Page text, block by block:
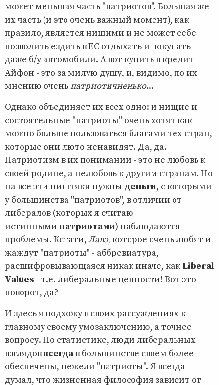
может меньшая часть "патриотов". Большая же
их часть (и это очень важный момент), как
правило, является нищими и не может себе
позволить ездить в ЕС отдыхать и покупать
даже б/у автомобили. А вот купить в кредит
Айфон - это за милую душу, и, видимо, по их
мнению очень патриотичненько...
Однако объединяет их всех одно: и нищие и
состоятельные "патриоты" очень хотят как
можно больше пользоваться благами тех стран,
которые они люто ненавидят. Да, да.
Патриотизм в их понимании - это не любовь к
своей родине, а нелюбовь к другим странам. Но
на все эти ништяки нужны деньги, с которыми
у большинства "патриотов", в отличии от
либералов (которых я считаю
истинными патриотами) наблюдаются
проблемы. Кстати, Лавэ, которое очень любят и
жаждут "патриоты" - аббревиатура,
расшифровывающаяся никак иначе, как Liberal
Values - т.е. либеральные ценности! Вот это
поворот, да?
И здесь я подхожу в своих рассуждениях к
главному своему умозаключению, а точнее
вопросу. По статистике, люди либеральных
взглядоввсегдав большинстве своем более
обеспечены, нежели "патриоты". Я всегда
думал, что жизненная философия зависит от